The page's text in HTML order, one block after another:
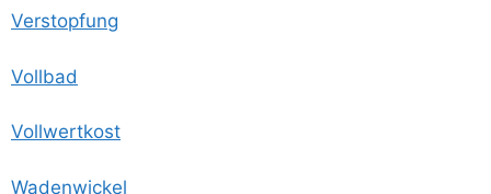
Ver­stop­fung
Voll­bad
Voll­wert­kost
Waden­wi­ckel